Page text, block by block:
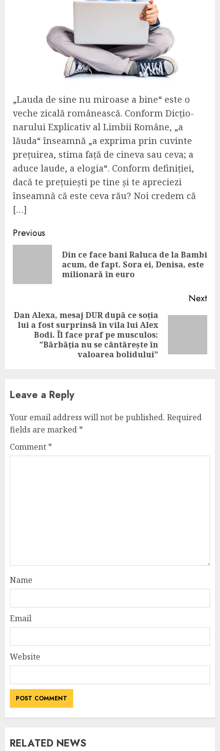
„Lauda de sine nu miroase a bine“ este o
veche zicală ro­mâ­nească. Conform Dicți­o­
narului Explicativ al Limbii Române, „a
lăuda“ înseamnă „a exprima prin cuvinte
prețuirea, stima față de cineva sau ceva; a
aduce laude, a elogia“. Conform definiției,
dacă te pre­țu­iești pe tine și te apreciezi
înseam­nă că este ceva rău? Noi credem că
[…]
Continue
Reading
Previous
Din ce face bani Raluca de la Bambi
acum, de fapt. Sora ei, Denisa, este
milionară în euro
Next
Next
Dan Alexa, mesaj DUR după ce soția
lui a fost surprinsă în vila lui Alex
Bodi. Îl face praf pe musculos:
”Bărbăția nu se cântărește în
valoarea bolidului”
Leave a Reply
Your email address will not be published. Required
fields are marked *
Comment *
Name
Email
Website
RELATED NEWS